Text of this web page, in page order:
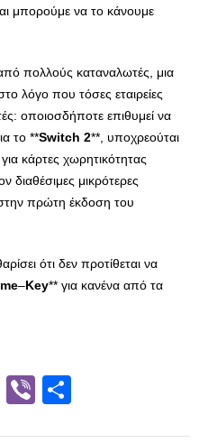
μπορούμε να το κάνουμε
πολλούς καταναλωτές, μια
λόγο που τόσες εταιρείες
οποιοσδήποτε επιθυμεί να
το **Switch 2**, υποχρεούται
κάρτες χωρητικότητας
μικρότερες
πρώτη έκδοση του
ότι δεν προτίθεται να
–Key** για κανένα από τα
WhatsApp
Viber